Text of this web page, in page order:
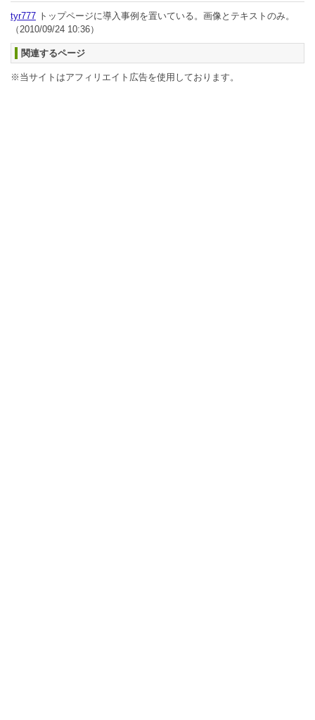
tyr777 トップページに導入事例を置いている。画像とテキストのみ。
（2010/09/24 10:36）
関連するページ
※当サイトはアフィリエイト広告を使用しております。